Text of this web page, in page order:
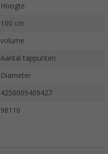
Hoogte
100 cm
volume
Aantal tappunten
Diameter
4250009409427
98110